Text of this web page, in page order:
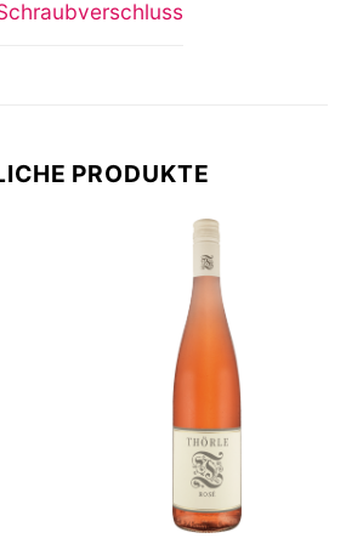
PRODUKTE